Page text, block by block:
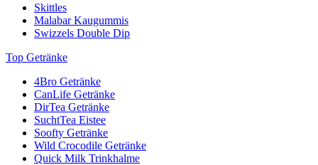
Skittles
Malabar Kaugummis
Swizzels Double Dip
Top Getränke
4Bro Getränke
CanLife Getränke
DirTea Getränke
SuchtTea Eistee
Soofty Getränke
Wild Crocodile Getränke
Quick Milk Trinkhalme